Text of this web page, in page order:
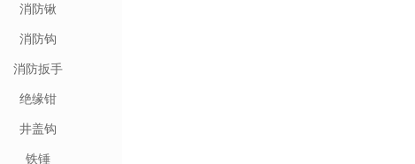
消防锹
消防钩
消防扳手
绝缘钳
井盖钩
铁锤